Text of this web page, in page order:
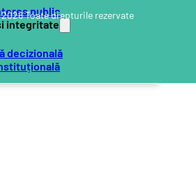
public
integritate
decizională
Toate drepturile rezervate